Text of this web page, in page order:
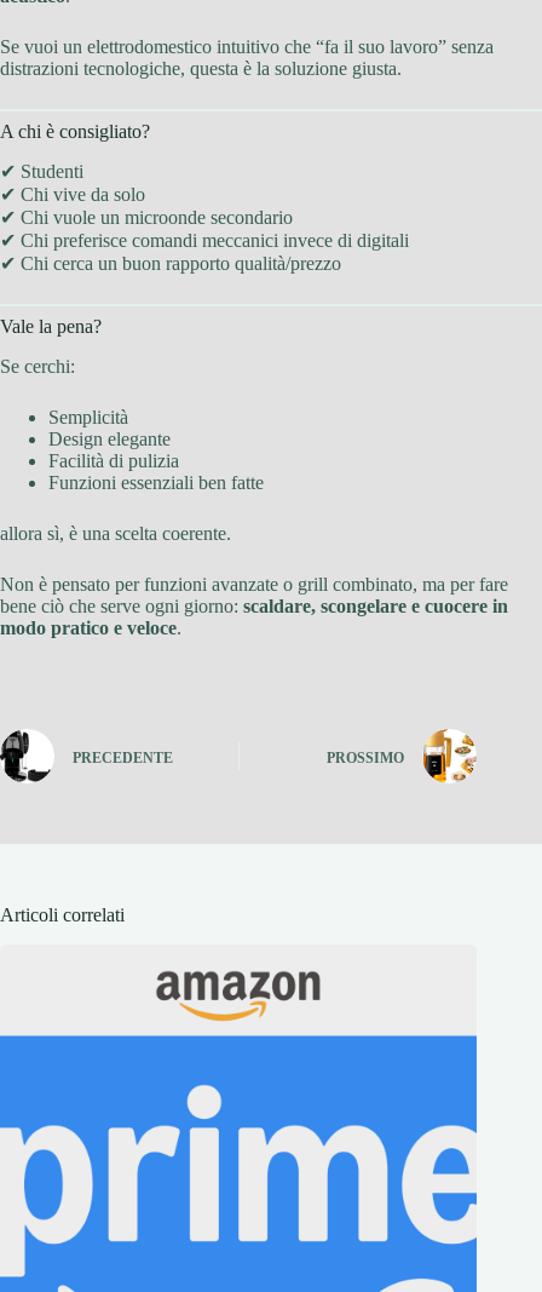
Se vuoi un elettrodomestico intuitivo che “fa il suo lavoro” senza
distrazioni tecnologiche, questa è la soluzione giusta.
A chi è consigliato?
✔ Studenti
✔ Chi vive da solo
✔ Chi vuole un microonde secondario
✔ Chi preferisce comandi meccanici invece di digitali
✔ Chi cerca un buon rapporto qualità/prezzo
Vale la pena?
Se cerchi:
Semplicità
Design elegante
Facilità di pulizia
Funzioni essenziali ben fatte
allora sì, è una scelta coerente.
Non è pensato per funzioni avanzate o grill combinato, ma per fare
bene ciò che serve ogni giorno: scaldare, scongelare e cuocere in
modo pratico e veloce.
PRECEDENTE PROSSIMO
Articoli correlati